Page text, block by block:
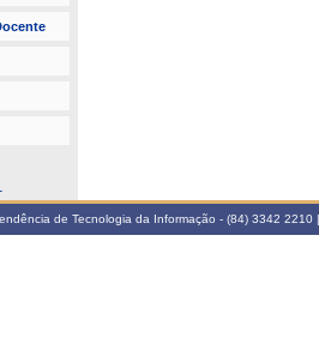
de Tecnologia da Informação - (84) 3342